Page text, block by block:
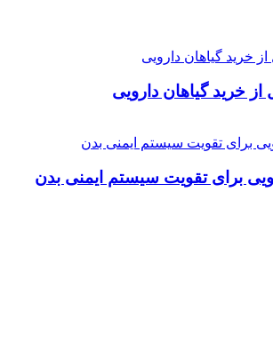
از خرید گیاهان دارویی
برای تقویت سیستم ایمنی بدن